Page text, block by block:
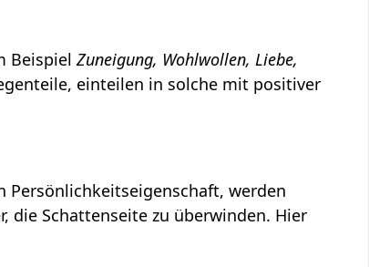
BeispielZuneigung, Wohlwollen, Liebe,
einteilen in solche mit positiver
Persönlichkeitseigenschaft, werden
die Schattenseite zu überwinden. Hier